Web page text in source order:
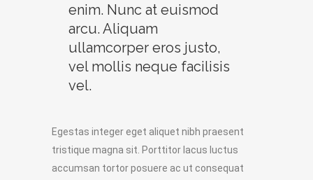
enim. Nunc at euismod
arcu. Aliquam
ullamcorper eros justo,
vel mollis neque facilisis
vel.
Egestas integer eget aliquet nibh praesent
tristique magna sit. Porttitor lacus luctus
accumsan tortor posuere ac ut consequat